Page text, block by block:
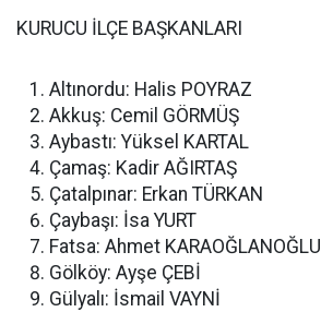
KURUCU İLÇE BAŞKANLARI
Altınordu: Halis POYRAZ
Akkuş: Cemil GÖRMÜŞ
Aybastı: Yüksel KARTAL
Çamaş: Kadir AĞIRTAŞ
Çatalpınar: Erkan TÜRKAN
Çaybaşı: İsa YURT
Fatsa: Ahmet KARAOĞLANOĞLU
Gölköy: Ayşe ÇEBİ
Gülyalı: İsmail VAYNİ